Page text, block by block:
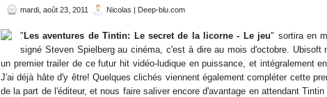
mardi, août 23, 2011 Nicolas | Deep-blu.com
" Les aventures de Tintin: Le secret de la licorne - Le jeu" sortira en
signé Steven Spielberg au cinéma, c'est à dire au mois d'octobre. Ubisoft
un premier trailer de ce futur hit vidéo-ludique en puissance, et intégralement
J'ai déjà hâte d'y être! Quelques clichés viennent également compléter cette
de la part de l'éditeur, et nous faire saliver encore d'avantage en attendant